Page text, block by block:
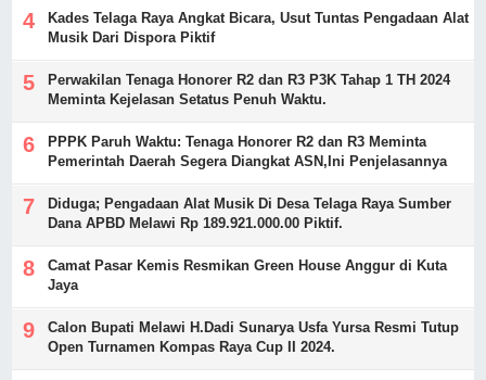
Kades Telaga Raya Angkat Bicara, Usut Tuntas Pengadaan Alat
Musik Dari Dispora Piktif
Perwakilan Tenaga Honorer R2 dan R3 P3K Tahap 1 TH 2024
Meminta Kejelasan Setatus Penuh Waktu.
PPPK Paruh Waktu: Tenaga Honorer R2 dan R3 Meminta
Pemerintah Daerah Segera Diangkat ASN,Ini Penjelasannya
Diduga; Pengadaan Alat Musik Di Desa Telaga Raya Sumber
Dana APBD Melawi Rp 189.921.000.00 Piktif.
Camat Pasar Kemis Resmikan Green House Anggur di Kuta
Jaya
Calon Bupati Melawi H.Dadi Sunarya Usfa Yursa Resmi Tutup
Open Turnamen Kompas Raya Cup II 2024.